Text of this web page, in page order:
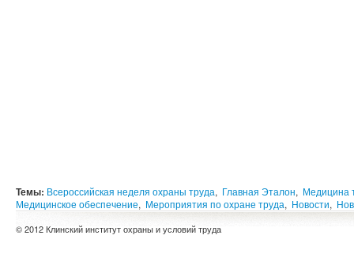
Темы: Всероссийская неделя охраны труда, Главная Эталон, Медицина
Медицинское обеспечение, Мероприятия по охране труда, Новости,
© 2012 Клинский институт охраны и условий труда